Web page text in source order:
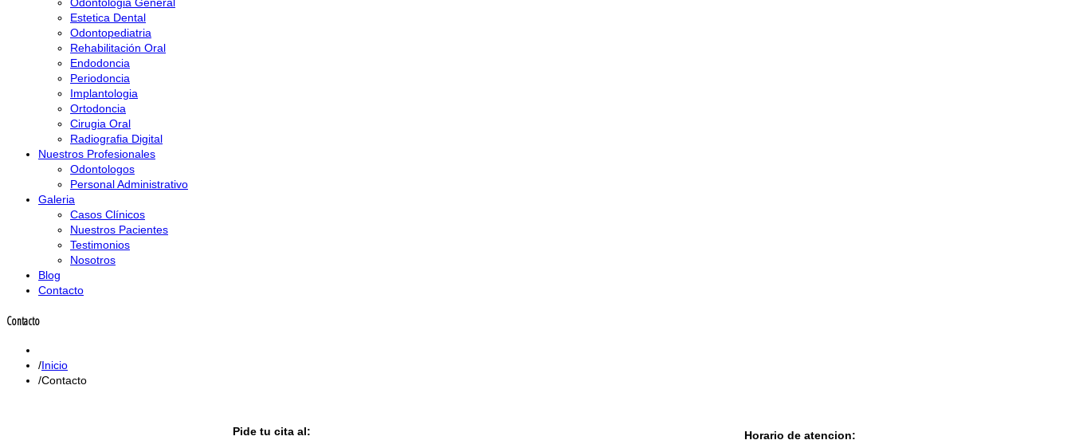
Estetica Dental
Odontopediatria
Rehabilitación Oral
Endodoncia
Periodoncia
Implantologia
Ortodoncia
Cirugia Oral
Radiografia Digital
Nuestros Profesionales
Odontologos
Personal Administrativo
Galeria
Casos Clínicos
Nuestros Pacientes
Testimonios
Nosotros
Blog
Contacto
Contacto
Inicio
Contacto
Pide tu cita al: Horario de atencion: